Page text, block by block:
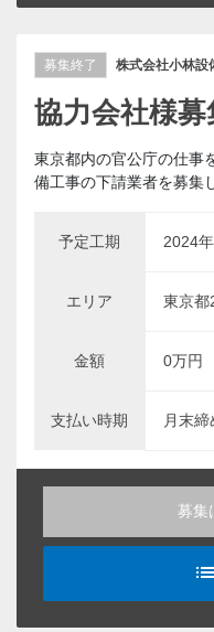
募集終了 株式会社小林設
協力会社様募
東京都内の官公庁の仕事
備工事の下請業者を募集
予定工期 2024
エリア 東京都
金額 0万円
支払い時期 月末
募集